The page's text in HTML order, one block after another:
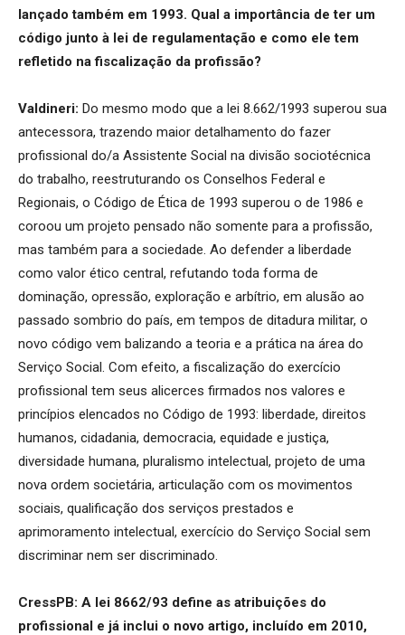
lançado também em 1993. Qual a importância de ter um
código junto à lei de regulamentação e como ele tem
refletido na fiscalização da profissão?
Valdineri: Do mesmo modo que a lei 8.662/1993 superou sua
antecessora, trazendo maior detalhamento do fazer
profissional do/a Assistente Social na divisão sociotécnica
do trabalho, reestruturando os Conselhos Federal e
Regionais, o Código de Ética de 1993 superou o de 1986 e
coroou um projeto pensado não somente para a profissão,
mas também para a sociedade. Ao defender a liberdade
como valor ético central, refutando toda forma de
dominação, opressão, exploração e arbítrio, em alusão ao
passado sombrio do país, em tempos de ditadura militar, o
novo código vem balizando a teoria e a prática na área do
Serviço Social. Com efeito, a fiscalização do exercício
profissional tem seus alicerces firmados nos valores e
princípios elencados no Código de 1993: liberdade, direitos
humanos, cidadania, democracia, equidade e justiça,
diversidade humana, pluralismo intelectual, projeto de uma
nova ordem societária, articulação com os movimentos
sociais, qualificação dos serviços prestados e
aprimoramento intelectual, exercício do Serviço Social sem
discriminar nem ser discriminado.
CressPB: A lei 8662/93 define as atribuições do
profissional e já inclui o novo artigo, incluído em 2010,